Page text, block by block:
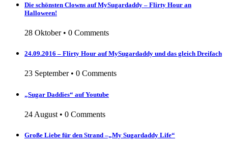
Die schönsten Clowns auf MySugardaddy – Flirty Hour an
Halloween!
28 Oktober• 0 Comments
24.09.2016 – Flirty Hour auf MySugardaddy und das gleich Dreifach
23 September• 0 Comments
„Sugar Daddies“ auf Youtube
24 August • 0 Comments
Große Liebe für den Strand –„My Sugardaddy Life“